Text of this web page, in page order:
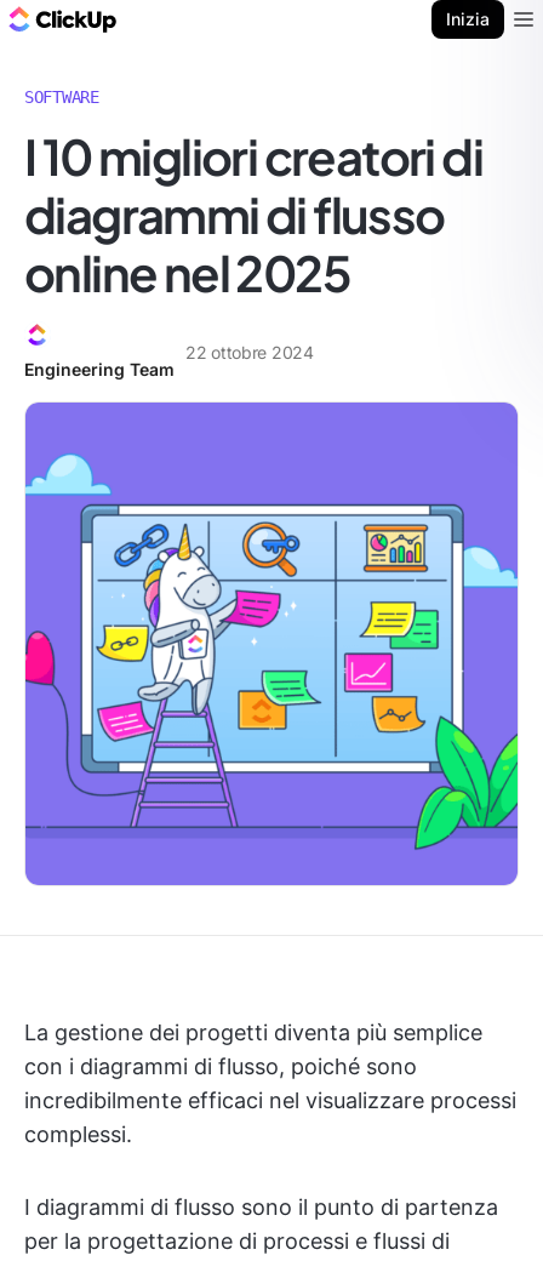
Inizia
SOFTWARE
I 10 migliori creatori di
diagrammi di flusso
online nel 2025
Engineering Team
22 ottobre 2024
La gestione dei progetti diventa più semplice
con i diagrammi di flusso, poiché sono
incredibilmente efficaci nel visualizzare processi
complessi.
I diagrammi di flusso sono il punto di partenza
per la progettazione di processi e flussi di